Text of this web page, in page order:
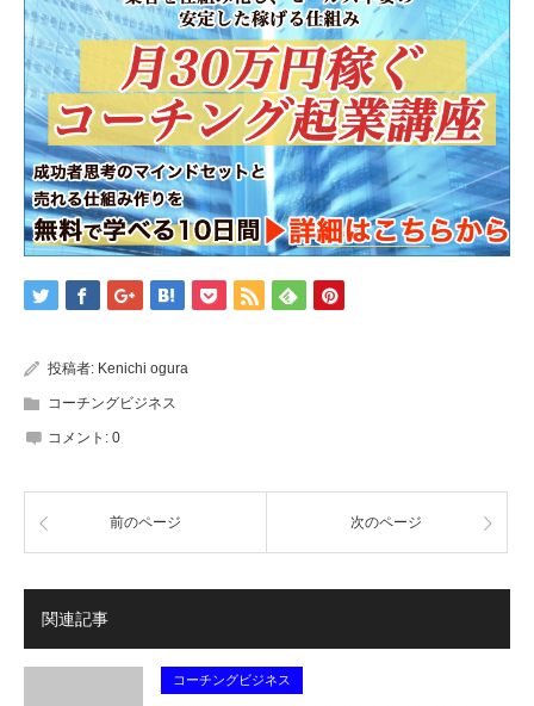
投稿者: Kenichi ogura
コーチングビジネス
コメント: 0
前のページ 次のページ
関連記事
コーチングビジネス